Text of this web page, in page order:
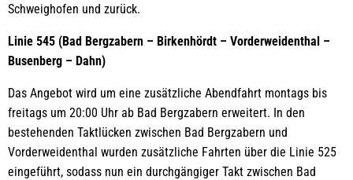
Schweighofen und zurück.
Linie 545 (Bad Bergzabern – Birkenhördt – Vorderweidenthal –
Busenberg – Dahn)
Das Angebot wird um eine zusätzliche Abendfahrt montags bis
freitags um 20:00 Uhr ab Bad Bergzabern erweitert. In den
bestehenden Taktlücken zwischen Bad Bergzabern und
Vorderweidenthal wurden zusätzliche Fahrten über die Linie 525
eingeführt, sodass nun ein durchgängiger Takt zwischen Bad